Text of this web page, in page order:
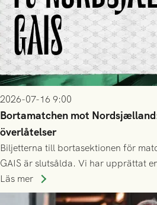
2026-07-16 9:00
Bortamatchen mot
överlåtelser
Biljetterna till bortasektionen för
GAIS är slutsålda. Vi har upprättat
ännu inte har någon biljett kan
inte själv överlåta din biljett till
Läs mer